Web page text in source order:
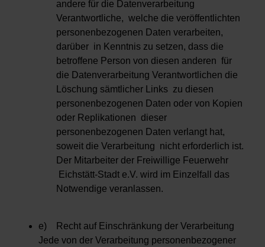
andere für die Datenverarbeitung
Verantwortliche, welche die veröffentlichten
personenbezogenen Daten verarbeiten,
darüber in Kenntnis zu setzen, dass die
betroffene Person von diesen anderen für
die Datenverarbeitung Verantwortlichen die
Löschung sämtlicher Links zu diesen
personenbezogenen Daten oder von Kopien
oder Replikationen dieser
personenbezogenen Daten verlangt hat,
soweit die Verarbeitung nicht erforderlich ist.
Der Mitarbeiter der Freiwillige Feuerwehr
Eichstätt-Stadt e.V. wird im Einzelfall das
Notwendige veranlassen.
e) Recht auf Einschränkung der Verarbeitung
Jede von der Verarbeitung personenbezogener